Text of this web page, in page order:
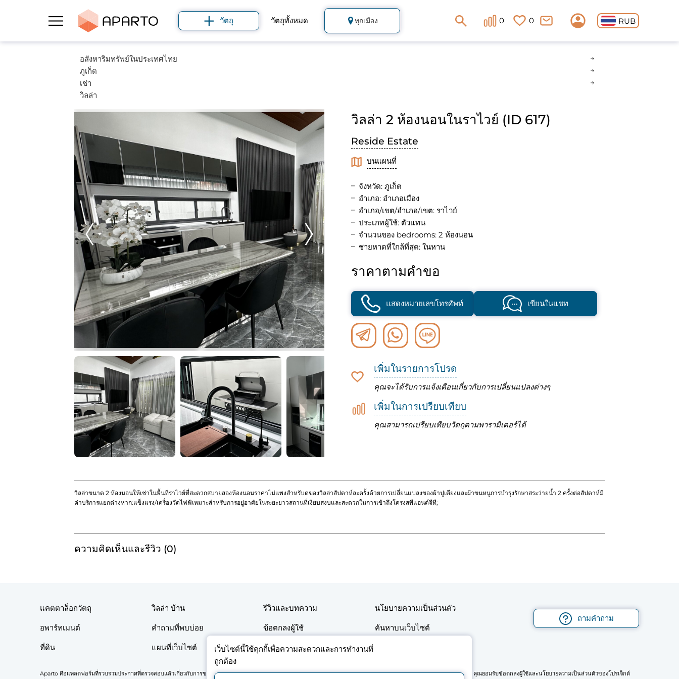
วัตถุ วัตถุทั้งหมด ทุกเมือง 0 0 RUB
อสังหาริมทรัพย์ในประเทศไทย
ภูเก็ต
เช่า
วิลล่า
วิลล่า 2 ห้องนอนในราไวย์ (ID 617)
Reside Estate
บนแผนที่
จังหวัด: ภูเก็ต
อำเภอ: อำเภอเมือง
อำเภอ/เขต/อำเภอ/เขต: ราไวย์
ประเภทผู้ใช้: ตัวแทน
จำนวนของ bedrooms: 2 ห้องนอน
ชายหาดที่ใกล้ที่สุด: ในหาน
ราคาตามคำขอ
แสดงหมายเลขโทรศัพท์ เขียนในแชท
เพิ่มในรายการโปรด
คุณจะได้รับการแจ้งเตือนเกี่ยวกับการเปลี่ยนแปลงต่างๆ
เพิ่มในการเปรียบเทียบ
คุณสามารถเปรียบเทียบวัตถุตามพารามิเตอร์ได้
วิลล่าขนาด 2 ห้องนอนให้เช่าในพื้นที่ราไวย์ที่สะดวกสบายสองห้องนอนราคาไม่แพงสำหรับดของวิลล่าสัปดาห์ละครั้งด้วยการเปลี่ยนแปลงของผ้าปูเตียงและผ้าขนหนูการบำรุงรักษาสระว่ายน้ำ 2 ครั้งต่อสัปดาห์มี
ค่าบริการแยกต่างหาก:แข็งแรง/เครื่องวัดไฟฟ้เหมาะสำหรับการอยู่อาศัยในระยะยาวสถานที่เงียบสงบและสะดวกในการเข้าถึงโครงสพีแอนด์จีที;
ความคิดเห็นและรีวิว (0)
เว็บไซต์นี้ใช้คุกกี้เพื่อความสะดวกและการทำงานที่
ถูกต้อง
แคตตาล็อกวัตถุ วิลล่า บ้าน รีวิวและบทความ นโยบายความเป็นส่วนตัว
อพาร์ทเมนต์ คำถามที่พบบ่อย ข้อตกลงผู้ใช้ ค้นหาบนเว็บไซต์
ที่ดิน แผนที่เว็บไซต์ ติดต่อ
ถามคำถาม
Aparto คือแพลตฟอร์มที่รวบรวมประกาศที่ตรวจสอบแล้วเกี่ยวกับการขายและเช่าอสังหาริมทรัพย์ที่อยู่อาศัยและเชิงพาณิชย์ในประเทศไทย โดยการใช้แพลตฟอร์มหรือแอปพลิเคชันมือถือ คุณยอมรับข้อตกลงผู้ใช้และนโยบายความเป็นส่วนตัวของโปรเจ็กต์